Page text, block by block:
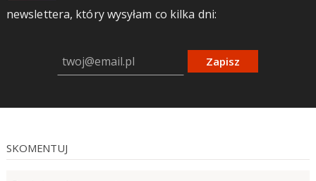
newslettera, który wysyłam co kilka dni:
Zapisz
SKOMENTUJ